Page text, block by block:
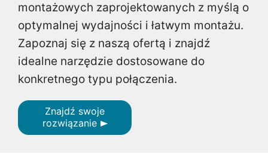
montażowych zaprojektowanych z myślą o
optymalnej wydajności i łatwym montażu.
Zapoznaj się z naszą ofertą i znajdź
idealne narzędzie dostosowane do
konkretnego typu połączenia.
Znajdź swoje
rozwiązanie